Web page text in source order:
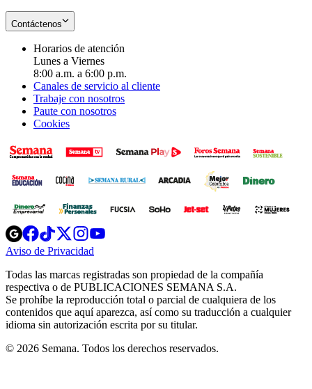
Contáctenos
Horarios de atención
Lunes a Viernes
8:00 a.m. a 6:00 p.m.
Canales de servicio al cliente
Trabaje con nosotros
Paute con nosotros
Cookies
Opens
in
new
Opens
in
new
Opens
in
new
window
Opens
new
windowwindow
Aviso de Privacidad
new
window
Todas las marcas registradas son propiedad de la compañía
respectiva o de PUBLICACIONES SEMANA S.A.
Se prohíbe la reproducción total o parcial de cualquiera de los
contenidos que aquí aparezca, así como su traducción a cualquier
idioma sin autorización escrita por su titular.
© 2026 Semana. Todos los derechos reservados.